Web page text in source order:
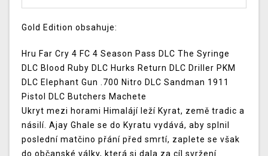
Gold Edition obsahuje:
Hru Far Cry 4 FC 4 Season Pass DLC The Syringe
DLC Blood Ruby DLC Hurks Return DLC Driller PKM
DLC Elephant Gun .700 Nitro DLC Sandman 1911
Pistol DLC Butchers Machete
Ukryt mezi horami Himalájí leží Kyrat, země tradic a
násilí. Ajay Ghale se do Kyratu vydává, aby splnil
poslední matčino přání před smrtí, zaplete se však
do občanské války, která si dala za cíl svržení